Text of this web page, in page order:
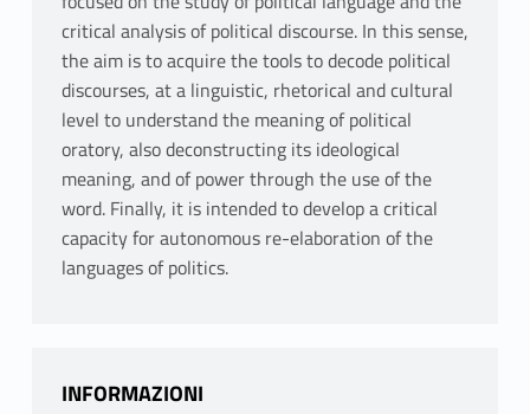
critical analysis of political discourse. In this sense,
the aim is to acquire the tools to decode political
discourses, at a linguistic, rhetorical and cultural
level to understand the meaning of political
oratory, also deconstructing its ideological
meaning, and of power through the use of the
word. Finally, it is intended to develop a critical
capacity for autonomous re-elaboration of the
languages ​​of politics.
INFORMAZIONI